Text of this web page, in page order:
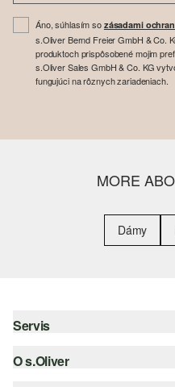
Áno, súhlasím so zásadami
s.Oliver Bernd Freier GmbH & Co.
produktoch prispôsobené mojim
s.Oliver Sales GmbH & Co. KG
fungujúci na rôznych zariadeniach.
MORE
Dámy
Servis
Pomoc a FAQ
O s.Oliver